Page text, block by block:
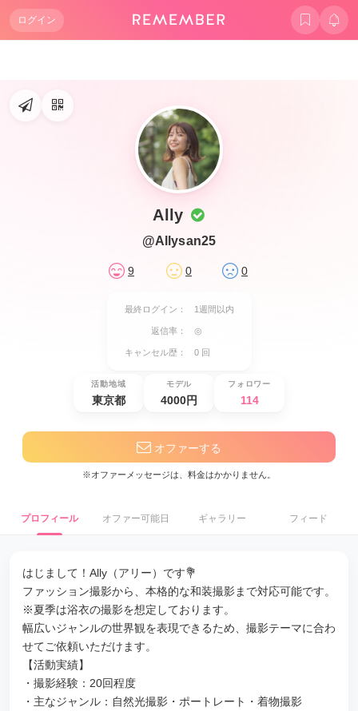
ログイン
Ally
@Allysan25
9 0 0
最終ログイン： 1週間以内
返信率： ◎
キャンセル歴： 0 回
活動地域
東京都
モデル
4000円
フォロワー
114
オファーする
※オファーメッセージは、料金はかかりません。
プロフィール オファー可能日 ギャラリー フィード
はじまして！Ally（アリー）です💐
ファッション撮影から、本格的な和装撮影まで対応可能です。
※夏季は浴衣の撮影を想定しております。
幅広いジャンルの世界観を表現できるため、撮影テーマに合わ
せてご依頼いただけます。
【活動実績】
・撮影経験：20回程度
・主なジャンル：自然光撮影・ポートレート・着物撮影